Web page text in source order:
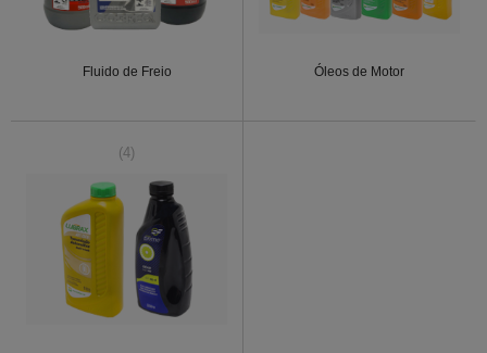
Fluido de Freio Óleos de Motor
(4)